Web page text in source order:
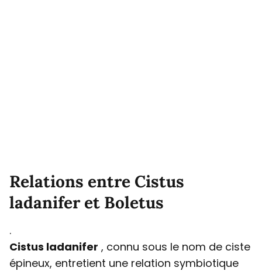
Relations entre Cistus
ladanifer et Boletus
.
Cistus ladanifer , connu sous le nom de ciste
épineux, entretient une relation symbiotique